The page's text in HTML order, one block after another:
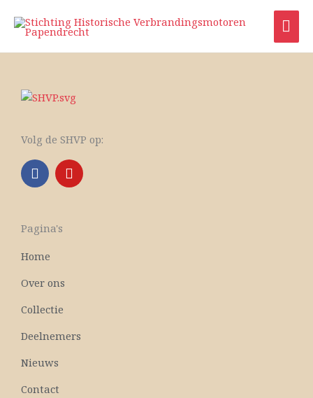
naar
inhoud
Volg de SHVP op:
F
a
c
b
o
k
Y
o
u
Pagina's
Home
Over ons
Collectie
Deelnemers
Nieuws
Contact